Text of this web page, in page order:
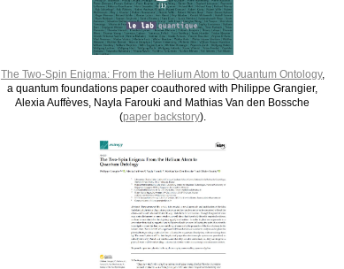
The Two-Spin Enigma: From the Helium Atom to Quantum Ontology,
a quantum foundations paper coauthored with Philippe Grangier,
Alexia Auffèves, Nayla Farouki and Mathias Van den Bossche
(paper backstory).